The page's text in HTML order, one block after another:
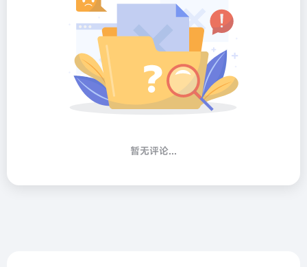
暂无评论...